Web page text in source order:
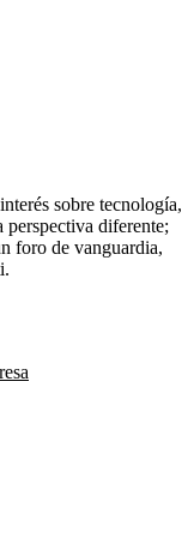
sobre tecnología,
perspectiva diferente;
foro de vanguardia,